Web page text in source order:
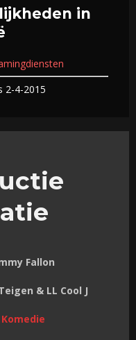
in
2-4-2015
Fallon
& LL Cool J
Komedie